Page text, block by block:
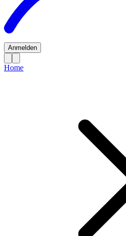
Anmelden
Home